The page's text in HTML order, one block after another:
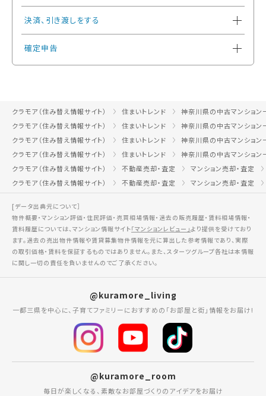
決済、引き渡しをする
確定申告
クラモア（住み替え情報サイト） 住まいトレンド
神奈川県の中古マンション
クラモア（住み替え情報サイト）
住まいトレンド
神奈川県の中古マンション
クラモア（住み替え情報サイト）
住まいトレンド
神奈川県の中古マンション
クラモア（住み替え情報サイト）
住まいトレンド
神奈川県の中古マンション
クラモア（住み替え情報サイト）
不動産売却・査定
マンション売却・査定
クラモア（住み替え情報サイト）
不動産売却・査定 マンション売却・査定
[データ出典元について］
物件概要・マンション評価・住民評価・売買相場情報・過去の販売履歴・賃料相場情報・
賃料履歴については、マンション情報サイト「マンションレビュー」より提供を受けており
ます。過去の売出物件情報や賃貸募集物件情報を元に算出した参考情報であり、実際
の取引価格・賃料を保証するものではありません。また、スターツグループ各社は本情報
に関し一切の責任を負いませんのでご了承ください。
@kuramore_living
一都三県を中心に、子育てファミリーにおすすめの「お部屋と街」情報をお届け!
@kuramore_room
毎日が楽しくなる、素敵なお部屋づくりのアイデアをお届け